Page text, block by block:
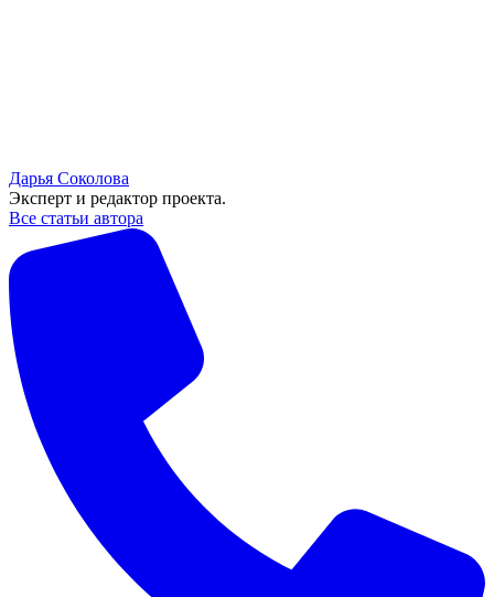
Дарья Соколова
Эксперт и редактор проекта.
Все статьи автора